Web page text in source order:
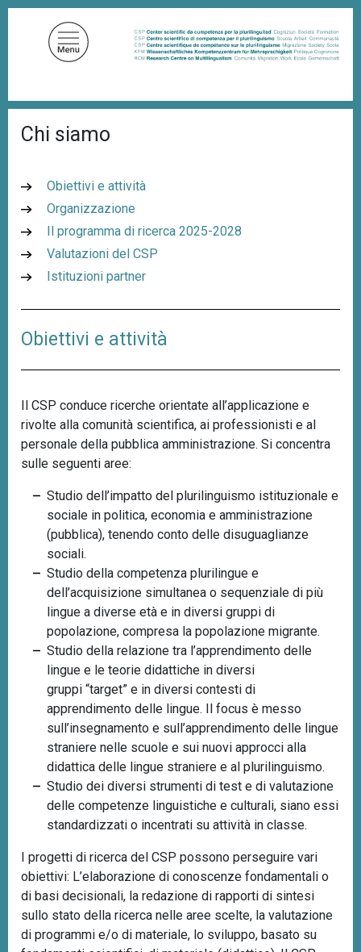
r
Chi siamo
Obiettivi e attività
Organizzazione
Il programma di ricerca 2025-2028
Valutazioni del CSP
Istituzioni partner
Obiettivi e attività
Il CSP conduce ricerche orientate all’applicazione e
rivolte alla comunità scientifica, ai professionisti e al
personale della pubblica amministrazione. Si concentra
sulle seguenti aree:
Studio dell’impatto del plurilinguismo istituzionale e
sociale in politica, economia e amministrazione
(pubblica), tenendo conto delle disuguaglianze
sociali.
Studio della competenza plurilingue e
dell’acquisizione simultanea o sequenziale di più
lingue a diverse età e in diversi gruppi di
popolazione, compresa la popolazione migrante.
Studio della relazione tra l’apprendimento delle
lingue e le teorie didattiche in diversi
gruppi “target” e in diversi contesti di
apprendimento delle lingue. Il focus è messo
sull’insegnamento e sull’apprendimento delle lingue
straniere nelle scuole e sui nuovi approcci alla
didattica delle lingue straniere e al plurilinguismo.
Studio dei diversi strumenti di test e di valutazione
delle competenze linguistiche e culturali, siano essi
standardizzati o incentrati su attività in classe.
I progetti di ricerca del CSP possono perseguire vari
obiettivi: L’elaborazione di conoscenze fondamentali o
di basi decisionali, la redazione di rapporti di sintesi
sullo stato della ricerca nelle aree scelte, la valutazione
di programmi e/o di materiale, lo sviluppo, basato su